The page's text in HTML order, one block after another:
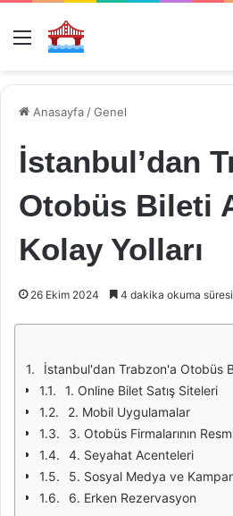
Menü
Anasayfa /Genel
İstanbul’dan
Otobüs Bileti
Kolay Yolları
26 Ekim 2024 4 dakika okuma süresi
İstanbul'dan Trabzon'a Otobüs
1. Online Bilet Satış Siteleri
2. Mobil Uygulamalar
3. Otobüs Firmalarının
4. Seyahat Acenteleri
5. Sosyal Medya ve
6. Erken Rezervasyon